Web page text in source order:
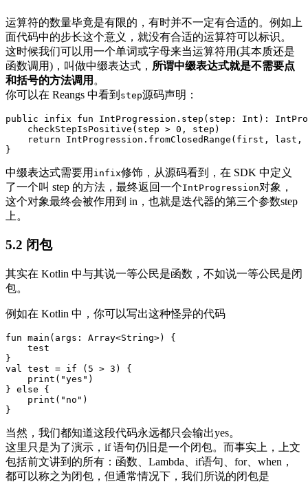
运算符的数量毕竟是有限的，有时并不一定有合适的。例如上
面代码中的步长这个意义，就没有合适的运算符可以标识。
这时候我们可以用一个单词或字母来当运算符用(其本质还是
函数调用)，叫做中缀表达式， 所谓中缀表达式就是不需要点
和括号的方法调用 。
你可以在 Reangs 中看到 step源码声明：
public infix fun IntProgression . step ( step : Int ):
checkStepIsPositive ( step > 0 , step )
return
IntProgression . fromClosedRange ( first , last ,
}
中缀表达式需要用 infix修饰，从源码看到，在 SDK 中定义
了一个叫 step 的方法，最终返回一个IntProgression对象，
这个对象最终会被作用到 in，也就是迭代器的第三个参数step
上。
5.2 闭包
其实在 Kotlin 中与其说一等公民是函数，不如说一等公民是闭
包。
例如在 Kotlin 中，你可以写出这种怪异的代码
fun main ( args : Array<String>)
{
test
}
val test = if ( 5 > 3 )
{
print ( "yes" )
} else
{
print ( "no" )
}
当然，我们都知道这段代码永远都只会输出yes。
这里只是为了演示，if 语句仍旧是一个闭包。而事实上，上文
包括前文讲到的所有：函数、Lambda、if语句、for、when，
都可以称之为闭包，但通常情况下，我们所说的闭包是